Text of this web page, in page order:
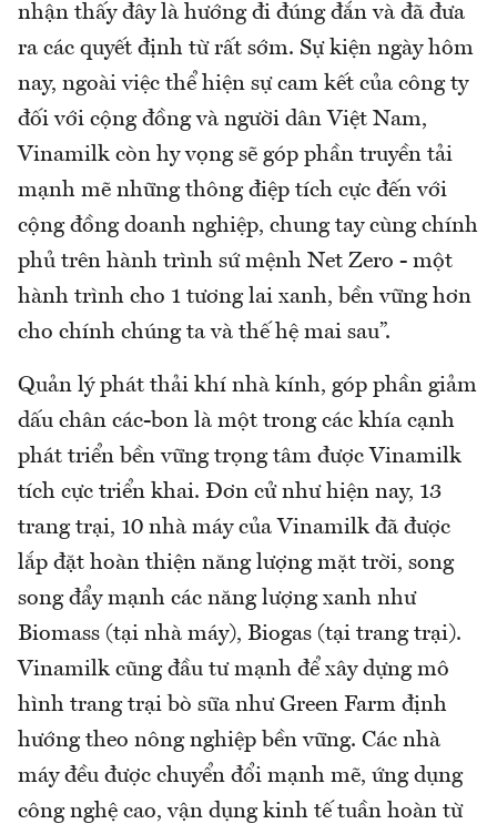
nhận thấy đây là hướng đi đúng đắn và đã đưa
ra các quyết định từ rất sớm. Sự kiện ngày hôm
nay, ngoài việc thể hiện sự cam kết của công ty
đối với cộng đồng và người dân Việt Nam,
Vinamilk còn hy vọng sẽ góp phần truyền tải
mạnh mẽ những thông điệp tích cực đến với
cộng đồng doanh nghiệp, chung tay cùng chính
phủ trên hành trình sứ mệnh Net Zero - một
hành trình cho 1 tương lai xanh, bền vững hơn
cho chính chúng ta và thế hệ mai sau”.
Quản lý phát thải khí nhà kính, góp phần giảm
dấu chân các-bon là một trong các khía cạnh
phát triển bền vững trọng tâm được Vinamilk
tích cực triển khai. Đơn cử như hiện nay, 13
trang trại, 10 nhà máy của Vinamilk đã được
lắp đặt hoàn thiện năng lượng mặt trời, song
song đẩy mạnh các năng lượng xanh như
Biomass (tại nhà máy), Biogas (tại trang trại).
Vinamilk cũng đầu tư mạnh để xây dựng mô
hình trang trại bò sữa như Green Farm định
hướng theo nông nghiệp bền vững. Các nhà
máy đều được chuyển đổi mạnh mẽ, ứng dụng
công nghệ cao, vận dụng kinh tế tuần hoàn từ